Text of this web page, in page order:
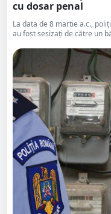
cu dosar penal
La data de 8 martie a.c.,
au fost sesizați de către un